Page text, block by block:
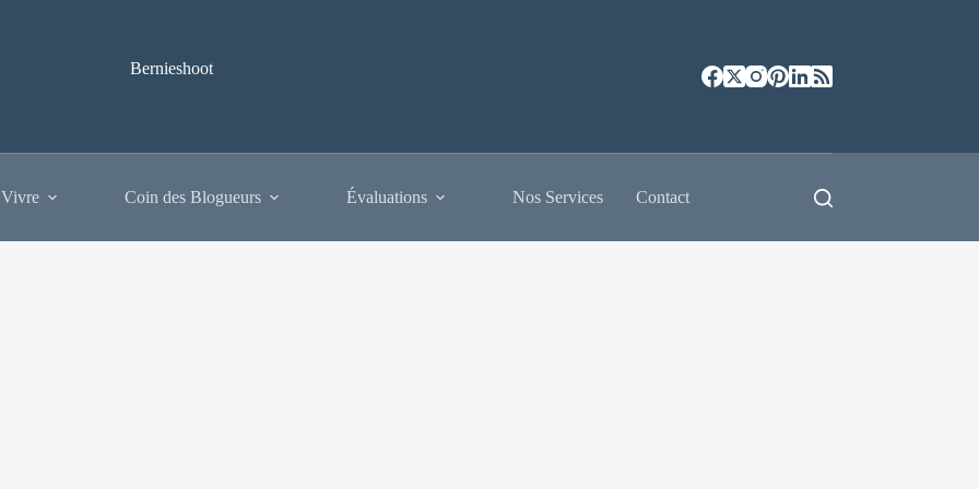
Bernieshoot
Coin des Blogueurs Évaluations Nos Services Contact